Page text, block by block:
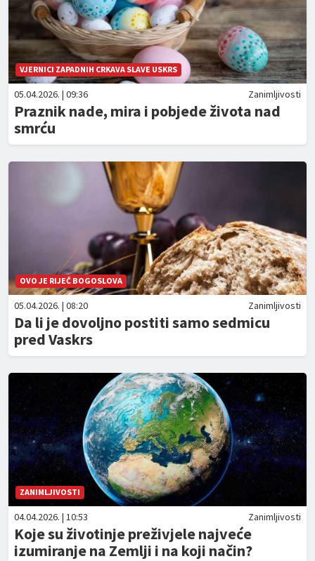
VJERNICI ZAPADNIH CRKAVA SLAVE USKRS
05.04.2026. | 09:36 Zanimljivosti
Praznik nade, mira i pobjede života nad
smrću
OVO JE RIJEČ BOGOSLOVA
05.04.2026. | 08:20 Zanimljivosti
Da li je dovoljno postiti samo sedmicu
pred Vaskrs
ZANIMLJIVOSTI
04.04.2026. | 10:53 Zanimljivosti
Koje su životinje preživjele najveće
izumiranje na Zemlji i na koji način?